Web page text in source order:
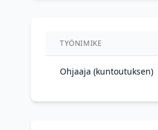
TYÖNIMIKE
Ohjaaja (kuntoutuksen)